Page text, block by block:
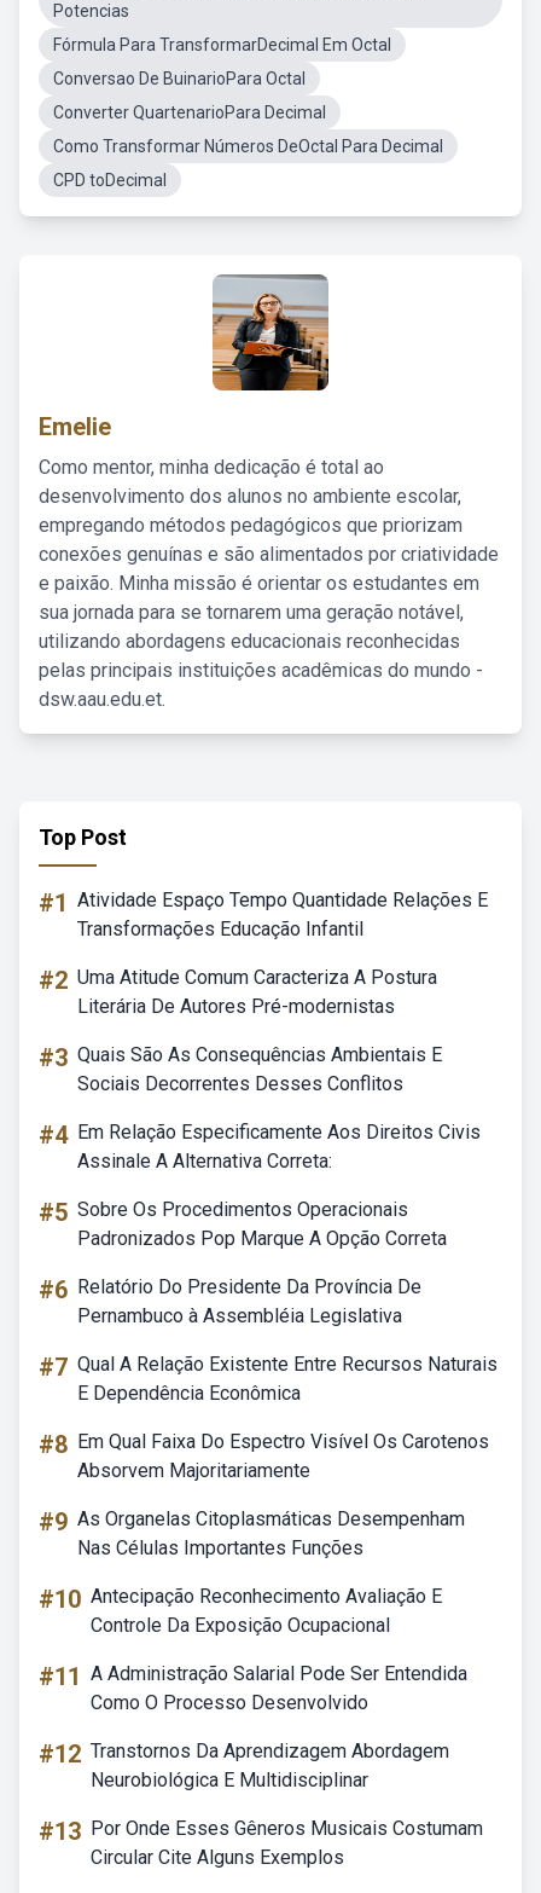
Potencias
Fórmula Para TransformarDecimal Em Octal
Conversao De BuinarioPara Octal
Converter QuartenarioPara Decimal
Como Transformar Números DeOctal Para Decimal
CPD toDecimal
Emelie
Como mentor, minha dedicação é total ao
desenvolvimento dos alunos no ambiente escolar,
empregando métodos pedagógicos que priorizam
conexões genuínas e são alimentados por criatividade
e paixão. Minha missão é orientar os estudantes em
sua jornada para se tornarem uma geração notável,
utilizando abordagens educacionais reconhecidas
pelas principais instituições acadêmicas do mundo -
dsw.aau.edu.et.
Top Post
#1 Atividade Espaço Tempo Quantidade Relações E
Transformações Educação Infantil
#2 Uma Atitude Comum Caracteriza A Postura
Literária De Autores Pré-modernistas
#3 Quais São As Consequências Ambientais E
Sociais Decorrentes Desses Conflitos
#4 Em Relação Especificamente Aos Direitos Civis
Assinale A Alternativa Correta:
#5 Sobre Os Procedimentos Operacionais
Padronizados Pop Marque A Opção Correta
#6 Relatório Do Presidente Da Província De
Pernambuco à Assembléia Legislativa
#7 Qual A Relação Existente Entre Recursos Naturais
E Dependência Econômica
#8 Em Qual Faixa Do Espectro Visível Os Carotenos
Absorvem Majoritariamente
#9 As Organelas Citoplasmáticas Desempenham
Nas Células Importantes Funções
#10 Antecipação Reconhecimento Avaliação E
Controle Da Exposição Ocupacional
#11 A Administração Salarial Pode Ser Entendida
Como O Processo Desenvolvido
#12 Transtornos Da Aprendizagem Abordagem
Neurobiológica E Multidisciplinar
#13 Por Onde Esses Gêneros Musicais Costumam
Circular Cite Alguns Exemplos